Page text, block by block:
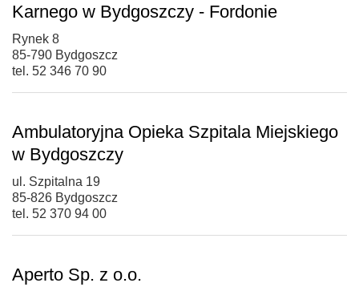
Karnego w Bydgoszczy - Fordonie
Rynek 8
85-790 Bydgoszcz
tel. 52 346 70 90
Ambulatoryjna Opieka Szpitala Miejskiego
w Bydgoszczy
ul. Szpitalna 19
85-826 Bydgoszcz
tel. 52 370 94 00
Aperto Sp. z o.o.